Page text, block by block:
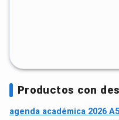
Productos con
agenda académica 2026